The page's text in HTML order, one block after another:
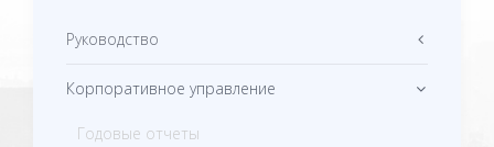
Руководство
Корпоративное управление
Годовые отчеты